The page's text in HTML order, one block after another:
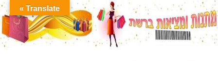
Translate »